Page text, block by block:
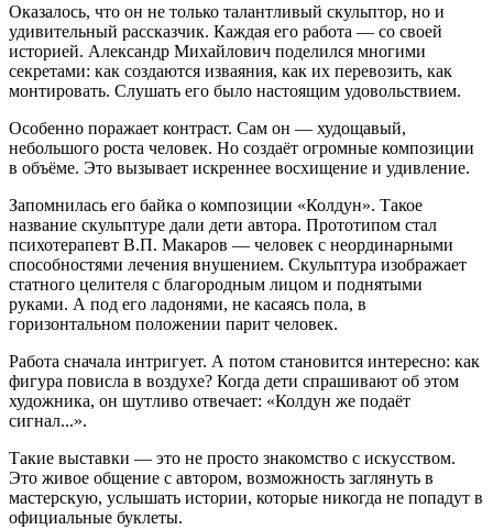
Оказалось, что он не только талантливый скульптор, но и
удивительный рассказчик. Каждая его работа — со своей
историей. Александр Михайлович поделился многими
секретами: как создаются изваяния, как их перевозить, как
монтировать. Слушать его было настоящим удовольствием.
Особенно поражает контраст. Сам он — худощавый,
небольшого роста человек. Но создаёт огромные композиции
в объёме. Это вызывает искреннее восхищение и удивление.
Запомнилась его байка о композиции «Колдун». Такое
название скульптуре дали дети автора. Прототипом стал
психотерапевт В.П. Макаров — человек с неординарными
способностями лечения внушением. Скульптура изображает
статного целителя с благородным лицом и поднятыми
руками. А под его ладонями, не касаясь пола, в
горизонтальном положении парит человек.
Работа сначала интригует. А потом становится интересно: как
фигура повисла в воздухе? Когда дети спрашивают об этом
художника, он шутливо отвечает: «Колдун же подаёт
сигнал...».
Такие выставки — это не просто знакомство с искусством.
Это живое общение с автором, возможность заглянуть в
мастерскую, услышать истории, которые никогда не попадут в
официальные буклеты.